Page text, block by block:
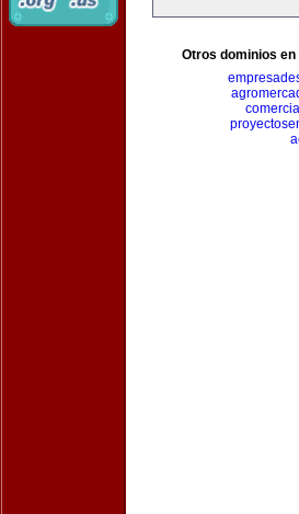
Otros dominios en